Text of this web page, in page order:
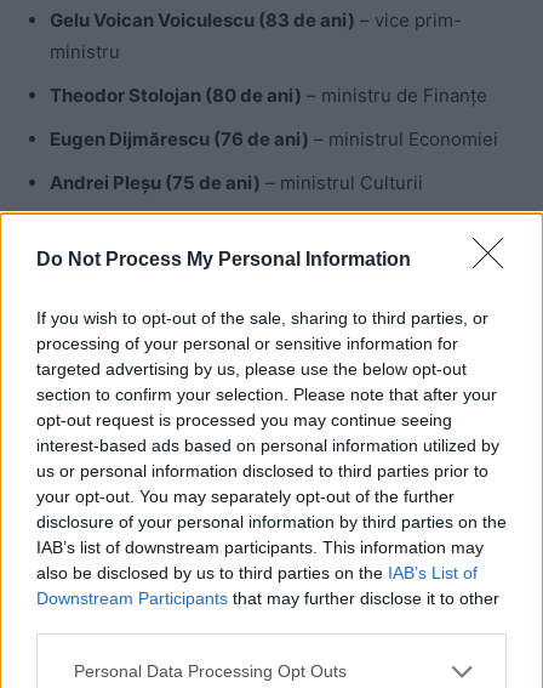
Do Not Process My Personal Information
If you wish to opt-out of the sale, sharing to third parties, or
processing of your personal or sensitive information for
targeted advertising by us, please use the below opt-out
section to confirm your selection. Please note that after your
opt-out request is processed you may continue seeing
interest-based ads based on personal information utilized by
us or personal information disclosed to third parties prior to
your opt-out. You may separately opt-out of the further
disclosure of your personal information by third parties on the
IAB’s list of downstream participants. This information may
also be disclosed by us to third parties on the IAB’s List of
Downstream Participants that may further disclose it to other
Personal Data Processing Opt Outs
Gelu Voican Voiculescu (83 de ani) – vice prim-
ministru
Theodor Stolojan (80 de ani) – ministru de Finanțe
Eugen Dijmărescu (76 de ani) – ministrul Economiei
Andrei Pleșu (75 de ani) – ministrul Culturii
Externe
Adrian Severin (70 de ani)– ministru de stat,
însărcinat cu activitatea industrială și comercială
ad